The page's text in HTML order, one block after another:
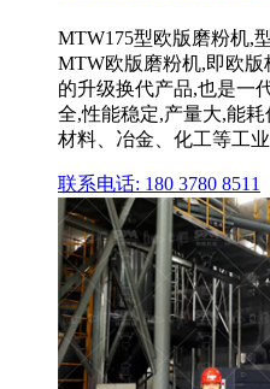
MTW175型欧版磨粉机,
MTW欧版磨粉机,即欧
的升级换代产品,也是一
全,性能稳定,产量大,能
材料、冶金、化工等工
联系电话: 180 3780 8511